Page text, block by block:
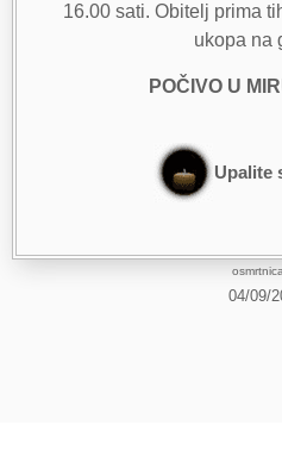
16.00 sati. Obitelj prima
ukopa na
POČIVO U
Upalite
04/09/